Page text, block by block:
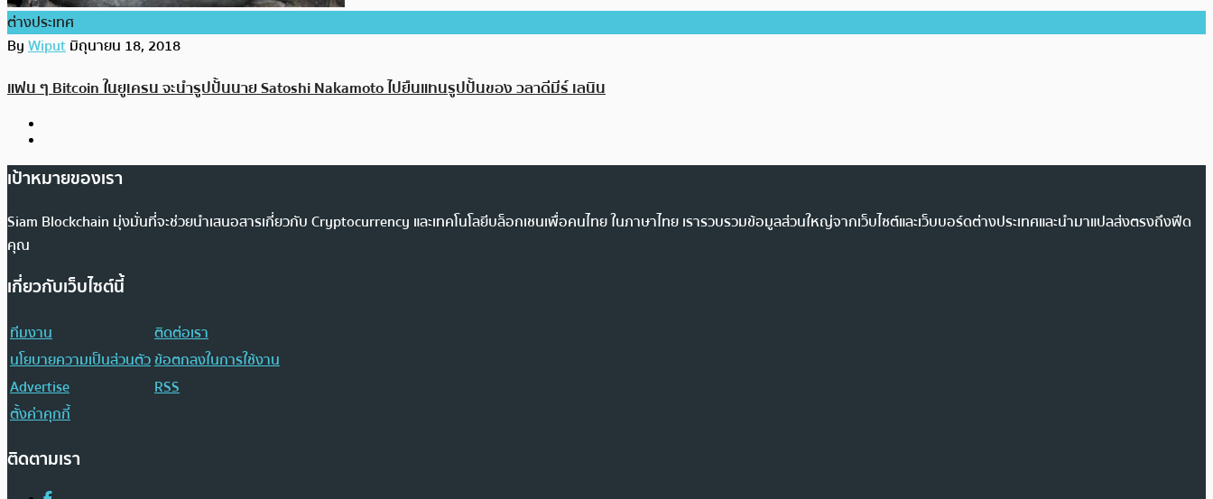
ต่างประเทศ
ByWiputมิถุนายน 18, 2018
แฟน ๆ Bitcoin ในยูเครน จะนำรูปปั้นนาย Satoshi Nakamoto ไปยืนแทนรูปปั้นของ วลาดีมีร์ เลนิน
เป้าหมายของเรา
Siam Blockchain มุ่งมั่นที่จะช่วยนำเสนอสารเกี่ยวกับ Cryptocurrency และเทคโนโลยีบล็อกเชนเพื่อคนไทย ในภาษาไทย เรารวบรวมข้อมูลส่วนใหญ่จากเว็บไซต์และเว็บบอร์ดต่างประเทศและนำมาแปลส่งตรงถึงฟีด
คุณ
เกี่ยวกับเว็บไซต์นี้
ทีมงาน
ติดต่อเรา
นโยบายความเป็นส่วนตัวข้อตกลงในการใช้งาน
Advertise
RSS
ตั้งค่าคุกกี้
ติดตามเรา